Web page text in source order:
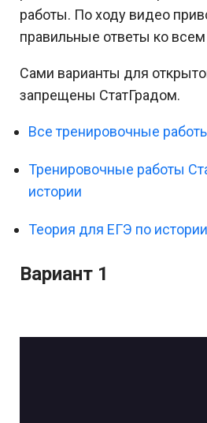
работы. По ходу видео
правильные ответы ко
Сами варианты для
запрещены СтатГрадом.
Все тренировочные
Тренировочные работы
истории
Теория для ЕГЭ по истории
Вариант 1